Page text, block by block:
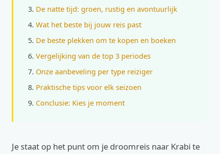
De natte tijd: groen, rustig en avontuurlijk
Wat het beste bij jouw reis past
De beste plekken om te kopen en boeken
Vergelijking van de top 3 periodes
Onze aanbeveling per type reiziger
Praktische tips voor elk seizoen
Conclusie: Kies je moment
Je staat op het punt om je droomreis naar Krabi te